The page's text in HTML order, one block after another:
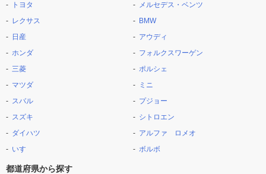
トヨタ
レクサス
日産
ホンダ
三菱
マツダ
スバル
スズキ
ダイハツ
いすゞ
メルセデス・ベンツ
BMW
アウディ
フォルクスワーゲン
ポルシェ
ミニ
プジョー
シトロエン
アルファ ロメオ
ボルボ
都道府県から探す